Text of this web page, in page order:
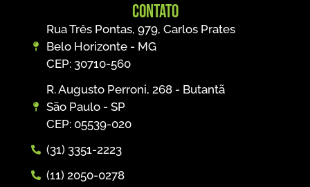
Contato
Rua Três Pontas, 979, Carlos Prates
Belo Horizonte - MG
CEP: 30710-560
R. Augusto Perroni, 268 - Butantã
São Paulo - SP
CEP: 05539-020
(31) 3351-2223
(11) 2050-0278